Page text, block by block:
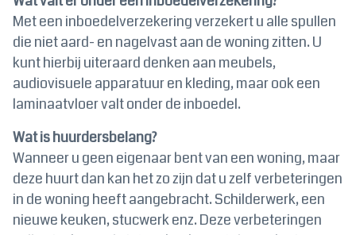
Met een inboedelverzekering verzekert u alle spullen
die niet aard- en nagelvast aan de woning zitten. U
kunt hierbij uiteraard denken aan meubels,
audiovisuele apparatuur en kleding, maar ook een
laminaatvloer valt onder de inboedel.
Wat is huurdersbelang?
Wanneer u geen eigenaar bent van een woning, maar
deze huurt dan kan het zo zijn dat u zelf verbeteringen
in de woning heeft aangebracht. Schilderwerk, een
nieuwe keuken, stucwerk enz. Deze verbeteringen